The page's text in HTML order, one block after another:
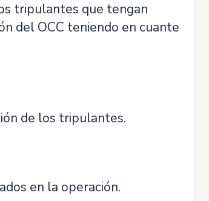
tripulantes que tengan
del OCC teniendo en cuante
de los tripulantes.
en la operación.